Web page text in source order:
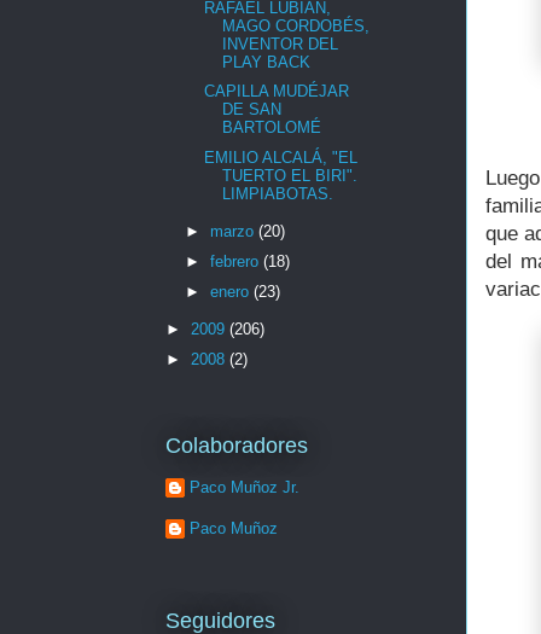
que
del
RAFAEL LUBIÁN,
MAGO CORDOBÉS,
INVENTOR DEL
PLAY BACK
CAPILLA MUDÉJAR
DE SAN
BARTOLOMÉ
EMILIO ALCALÁ, "EL
TUERTO EL BIRI".
LIMPIABOTAS.
► marzo (20)
► febrero (18)
► enero (23)
► 2009 (206)
► 2008 (2)
Colaboradores
Paco Muñoz Jr.
Paco Muñoz
Seguidores